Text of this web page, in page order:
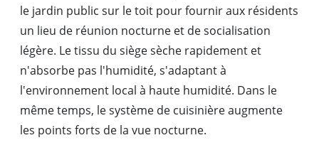
le jardin public sur le toit pour fournir aux résidents
un lieu de réunion nocturne et de socialisation
légère. Le tissu du siège sèche rapidement et
n'absorbe pas l'humidité, s'adaptant à
l'environnement local à haute humidité. Dans le
même temps, le système de cuisinière augmente
les points forts de la vue nocturne.